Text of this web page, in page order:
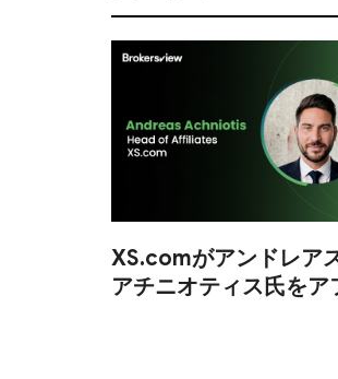
XS.comがアンドレア
アチニオティス氏をア